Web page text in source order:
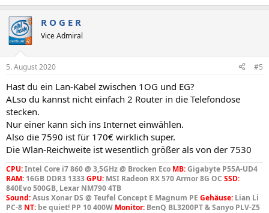
R O G E R
Vice Admiral
5. August 2020 #5
Hast du ein Lan-Kabel zwischen 1OG und EG?
ALso du kannst nicht einfach 2 Router in die Telefondose
stecken.
Nur einer kann sich ins Internet einwählen.
Also die 7590 ist für 170€ wirklich super.
Die Wlan-Reichweite ist wesentlich größer als von der 7530
CPU:Intel Core i7 860 @ 3,5GHz @ Brocken Eco MB:Gigabyte P55A-UD4
RAM: 16GB DDR3 1333GPU: MSI Radeon RX 570 Armor 8G OC SSD:
840Evo 500GB, Lexar NM790 4TB
Sound:Asus Xonar DS @ Teufel Concept E Magnum PE Gehäuse: Lian Li
PC-8 NT: be quiet! PP 10 400W Monitor: BenQ BL3200PT & Sanyo PLV-Z5